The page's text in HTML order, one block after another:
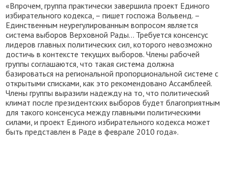
«Впрочем, группа практически завершила проект Единого
избирательного кодекса, – пишет госпожа Вольвенд. –
Единственным неурегулированным вопросом является
система выборов Верховной Рады... Требуется консенсус
лидеров главных политических сил, которого невозможно
достичь в контексте текущих выборов. Члены рабочей
группы соглашаются, что такая система должна
базироваться на региональной пропорциональной системе с
открытыми списками, как это рекомендовано Ассамблеей.
Члены группы выразили надежду на то, что политический
климат после президентских выборов будет благоприятным
для такого консенсуса между главными политическими
силами, и проект Единого избирательного кодекса может
быть представлен в Раде в феврале 2010 года».